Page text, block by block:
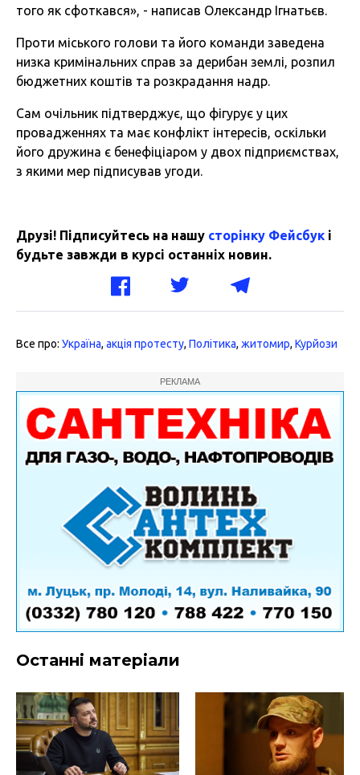
того як сфоткався», - написав Олександр Ігнатьєв.
Проти міського голови та його команди заведена
низка кримінальних справ за дерибан землі, розпил
бюджетних коштів та розкрадання надр.
Сам очільник підтверджує, що фігурує у цих
провадженнях та має конфлікт інтересів, оскільки
його дружина є бенефіціаром у двох підприємствах,
з якими мер підписував угоди.
Друзі! Підписуйтесь на нашу сторінку Фейсбук і
будьте завжди в курсі останніх новин.
Все про: Україна, акція протесту, Політика, житомир, Курйози
РЕКЛАМА
Останні матеріали